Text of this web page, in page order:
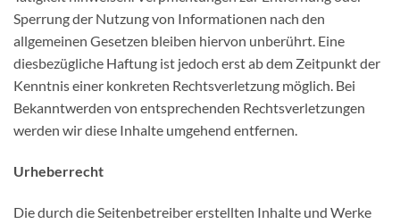
Sperrung der Nutzung von Informationen nach den
allgemeinen Gesetzen bleiben hiervon unberührt. Eine
diesbezügliche Haftung ist jedoch erst ab dem Zeitpunkt der
Kenntnis einer konkreten Rechtsverletzung möglich. Bei
Bekanntwerden von entsprechenden Rechtsverletzungen
werden wir diese Inhalte umgehend entfernen.
Urheberrecht
Die durch die Seitenbetreiber erstellten Inhalte und Werke